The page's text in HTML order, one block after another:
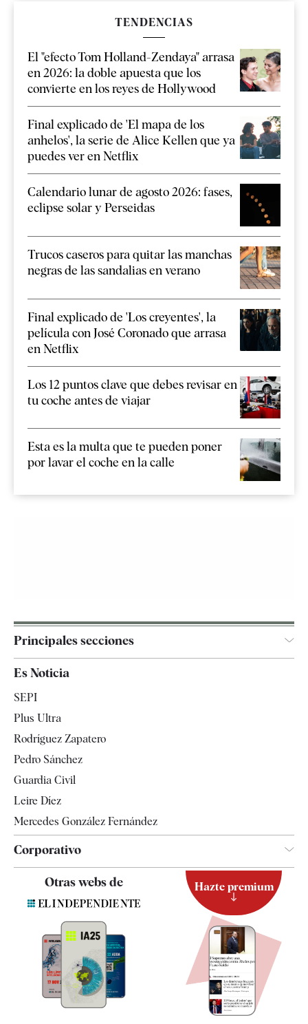
TENDENCIAS
El "efecto Tom Holland-Zendaya" arrasa
en 2026: la doble apuesta que los
convierte en los reyes de Hollywood
Final explicado de 'El mapa de los
anhelos', la serie de Alice Kellen que ya
puedes ver en Netflix
Calendario lunar de agosto 2026: fases,
eclipse solar y Perseidas
Trucos caseros para quitar las manchas
negras de las sandalias en verano
Final explicado de 'Los creyentes', la
película con José Coronado que arrasa
en Netflix
Los 12 puntos clave que debes revisar en
tu coche antes de viajar
Esta es la multa que te pueden poner
por lavar el coche en la calle
Principales secciones
Televisión
Es Noticia
SEPI
Plus Ultra
Rodríguez Zapatero
Pedro Sánchez
Guardia Civil
Leire Díez
Mercedes González Fernández
Corporativo
Quiénes somos
Especificaciones
Otras webs de Hazte premium